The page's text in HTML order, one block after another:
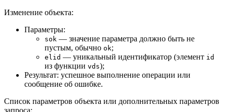
Изменение объекта:
Параметры:
sok — значение параметра должно быть не
пустым, обычно ok;
elid — уникальный идентификатор (элемент id
из функции vds);
Результат: успешное выполнение операции или
сообщение об ошибке.
Список параметров объекта или дополнительных параметров
запроса: